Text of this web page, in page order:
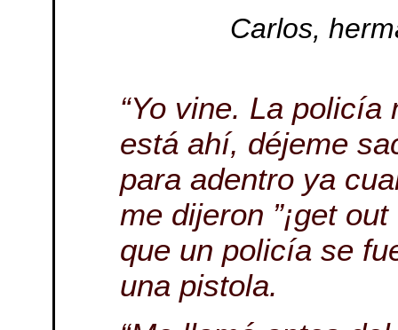
Carlos,
“Yo vine. La
está ahí, déjeme
para adentro ya
me dijeron ”¡get
que un policía se
una pistola.